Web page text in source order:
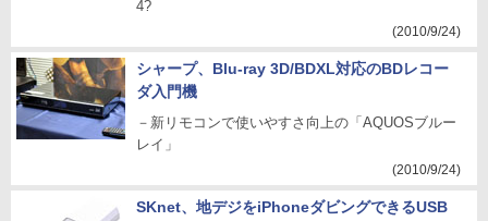
4?
(2010/9/24)
シャープ、Blu-ray 3D/BDXL対応のBDレコー
ダ入門機
－新リモコンで使いやすさ向上の「AQUOSブルー
レイ」
(2010/9/24)
SKnet、地デジをiPhoneダビングできるUSB